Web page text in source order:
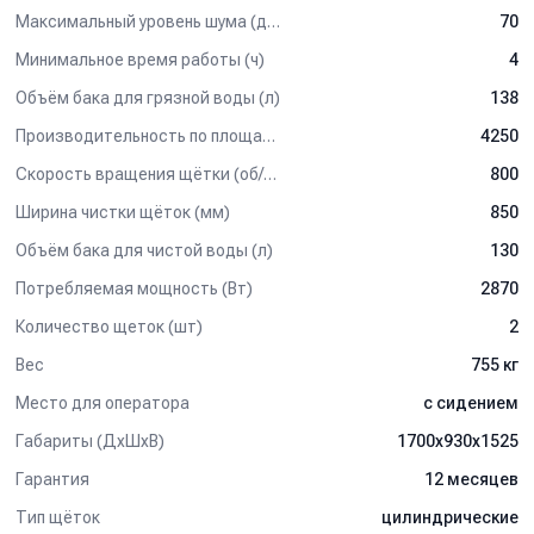
- Всасывающая балка.
- Моноблок АКБ (36В / 300 Ач).
- Зарядное устройство (36В / 60 А).
Применение:
Поддерживающая уборка и глубокая чистка, сбор мелкого
детских и медицинских учреждений, в спортивных залах и
фитнес центрах, салонах красоты, магазинах розничной
частных домах и т.д.
Максимальный уровень шума (дБ(А))
70
Минимальное время работы (ч)
4
Объём бака для грязной воды (л)
138
Производительность по площади (м2/ч)
4250
Скорость вращения щётки (об/мин)
800
Ширина чистки щёток (мм)
850
Объём бака для чистой воды (л)
130
Потребляемая мощность (Вт)
2870
Количество щеток (шт)
2
Вес
755 кг
Место для оператора
с сидением
Габариты (ДхШхВ)
1700х930х1525
Гарантия
12 месяцев
Тип щёток
цилиндрические